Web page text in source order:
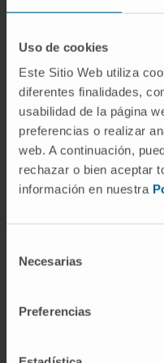
Uso de cookies
Este Sitio Web utiliza
diferentes finalidades,
usabilidad de la página
preferencias o realizar
web. A continuación,
rechazar o bien aceptar
información en nuestra
Necesarias
Preferencias
Atividade
No ensino
Professor
Medicina da
Coordenador do
Medicina na
sede de Madrid,
2022.
Médicas II do 3.º
na Clínica
ano letivo de 2022.
Anos letivos